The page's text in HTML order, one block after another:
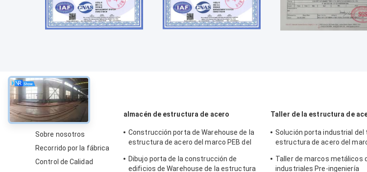
Sobre
Sobre nosotros
Recorrido por la fábrica
Control de Calidad
almacén de estructura de acero
Construcción porta de Warehouse de la
estructura de acero del marco PEB del
Dibujo porta de la construcción de
edificios de Warehouse de la estructura
Taller de la estructura de
Solución porta industrial del
estructura de acero del
revestimiento
Taller de marcos metálicos
industriales Pre-ingeniería